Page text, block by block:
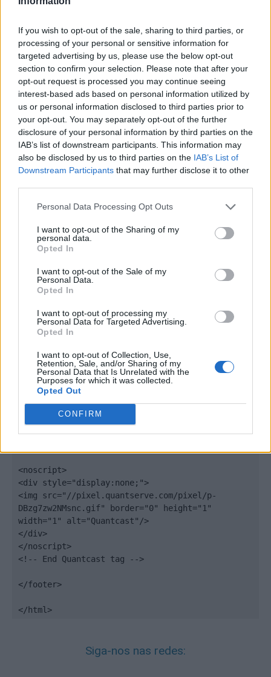
If you wish to opt-out of the sale, sharing to third parties, or
processing of your personal or sensitive information for
targeted advertising by us, please use the below opt-out
section to confirm your selection. Please note that after your
opt-out request is processed you may continue seeing
interest-based ads based on personal information utilized by
us or personal information disclosed to third parties prior to
your opt-out. You may separately opt-out of the further
disclosure of your personal information by third parties on the
IAB’s list of downstream participants. This information may
also be disclosed by us to third parties on the IAB’s List of
Downstream Participants that may further disclose it to other
Personal Data Processing Opt Outs
I want to opt-out of the Sharing of my
personal data.
Opted In
I want to opt-out of the Sale of my
Personal Data.
Opted In
I want to opt-out of processing my
Personal Data for Targeted Advertising.
Opted In
I want to opt-out of Collection, Use,
Retention, Sale, and/or Sharing of my
Personal Data that Is Unrelated with the
Purposes for which it was collected.
Opted Out
CONFIRM
Quantcast
Contato:geral@aponte.pt
<!-- Quantcast Tag -->
<script type="text/javascript">
(function() {
var elem = document.createElement('script');
elem.src = (document.location.protocol ==
"https:" ? "https://secure" : "http://edge") +
".quantserve.com/quant.js";
elem.type = "text/javascript";
var scpt =
scpt.parentNode.insertBefore(elem, scpt);
})();
window._qevents.push({
qacct:"p-DBzg7zw2NMsnc",
uid:"__INSERT_EMAIL_HERE__"
});
<noscript>
<div style="display:none;">
<img src="//pixel.quantserve.com/pixel/p-
DBzg7zw2NMsnc.gif" border="0" height="1"
width="1" alt="Quantcast"/>
</div>
</noscript>
<!-- End Quantcast tag -->
</footer>
</html>
Siga-nos nas redes: